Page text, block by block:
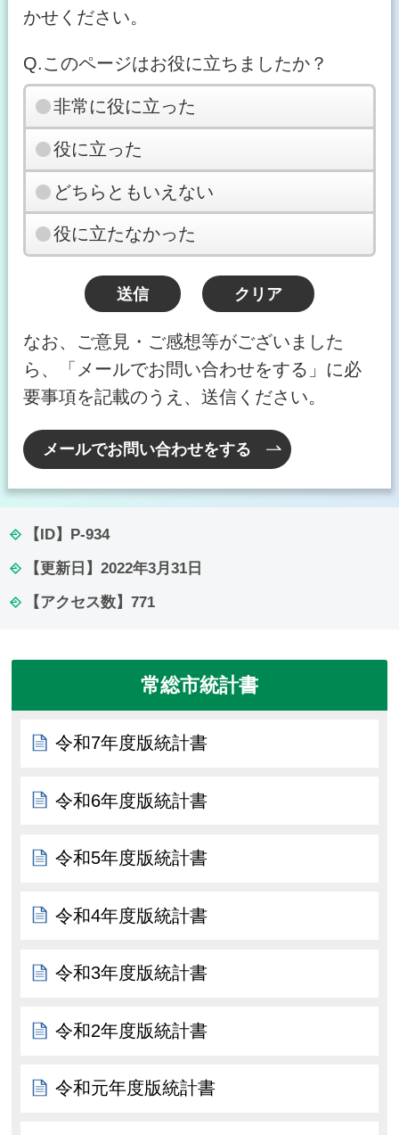
かせください。
Q.このページはお役に立ちましたか？
非常に役に立った
役に立った
どちらともいえない
役に立たなかった
なお、ご意見・ご感想等がございました
ら、「メールでお問い合わせをする」に必
要事項を記載のうえ、送信ください。
メールでお問い合わせをする
【ID】 P-934
【更新日】 2022年3月31日
【アクセス数】 771
常総市統計書
令和7年度版統計書
令和6年度版統計書
令和5年度版統計書
令和4年度版統計書
令和3年度版統計書
令和2年度版統計書
令和元年度版統計書